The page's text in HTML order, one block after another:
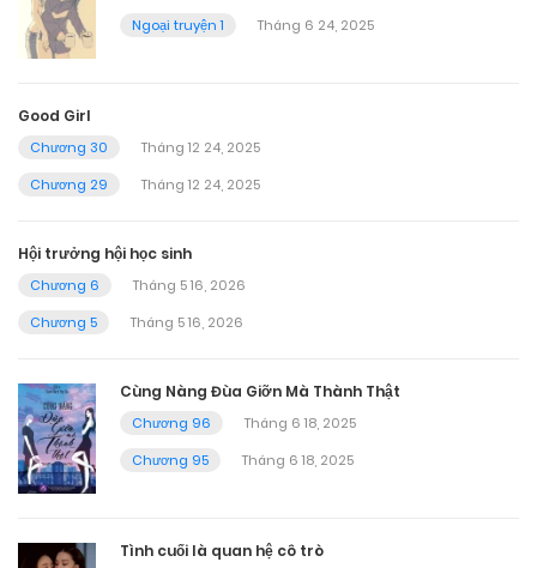
Ngoại truyện 1
Tháng 6 24, 2025
Good Girl
Chương 30
Tháng 12 24, 2025
Chương 29
Tháng 12 24, 2025
Hội trưởng hội học sinh
Chương 6
Tháng 5 16, 2026
Chương 5
Tháng 5 16, 2026
Cùng Nàng Đùa Giỡn Mà Thành Thật
Chương 96
Tháng 6 18, 2025
Chương 95
Tháng 6 18, 2025
Tình cuối là quan hệ cô trò